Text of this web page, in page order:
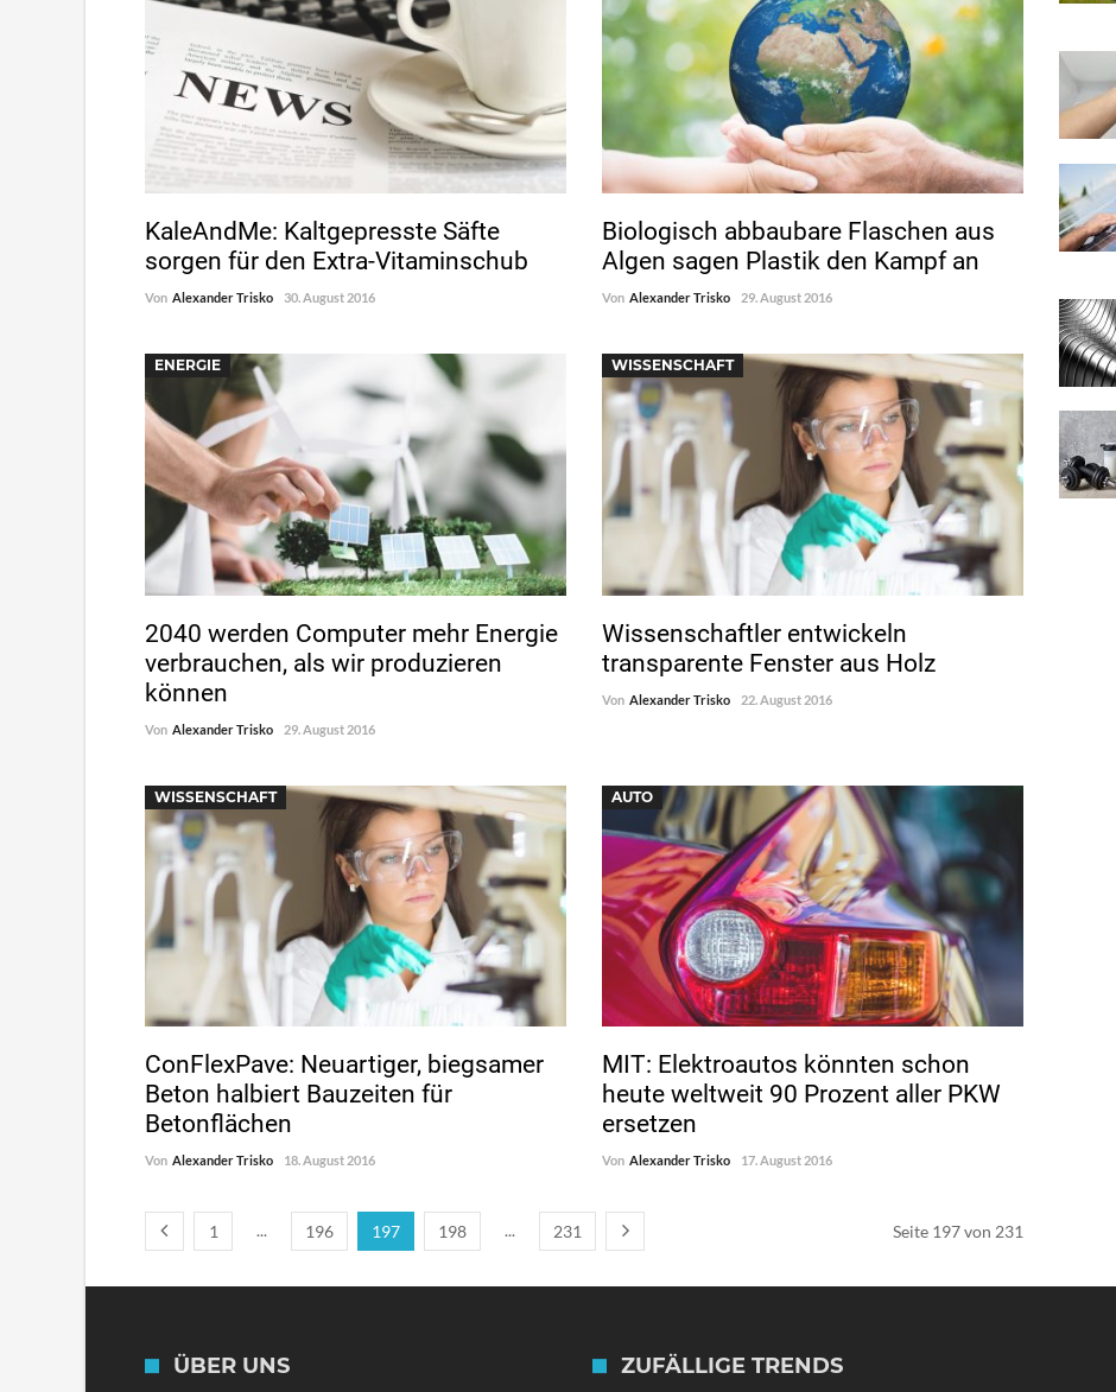
KaleAndMe: Kaltgepresste Säfte
sorgen für den Extra-Vitaminschub
Von Alexander Trisko 30. August 2016
Biologisch abbaubare Flaschen aus
Algen sagen Plastik den Kampf an
Von Alexander Trisko 29. August 2016
ENERGIE
2040 werden Computer mehr Energie
verbrauchen, als wir produzieren
können
Von Alexander Trisko 29. August 2016
WISSENSCHAFT
Wissenschaftler entwickeln
transparente Fenster aus Holz
Von Alexander Trisko 22. August 2016
WISSENSCHAFT
ConFlexPave: Neuartiger, biegsamer
Beton halbiert Bauzeiten für
Betonflächen
Von Alexander Trisko 18. August 2016
AUTO
MIT: Elektroautos könnten schon
heute weltweit 90 Prozent aller PKW
ersetzen
Von Alexander Trisko 17. August 2016
1 ... 196 197 198 ... 231 Seite 197 von 231
ÜBER UNS ZUFÄLLIGE TRENDS